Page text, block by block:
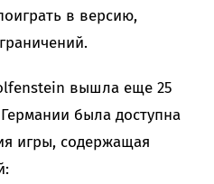
в версию,
вышла еще 25
была доступна
игры, содержащая